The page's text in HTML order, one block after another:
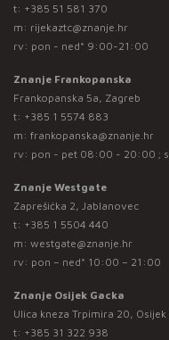
t: +385 51 581 370
m: rijekaztc@znanje.hr
rv: pon - ned* 9:00-21:00
Znanje Frankopanska
Frankopanska 5a, Zagreb
t: +385 1 5574 883
m: frankopanska@znanje.hr
rv: pon - pet 08:00 - 20:00 ;
Znanje Westgate
Zaprešićka 2, Jablanovec
t: +385 1 5504 440
m: westgate@znanje.hr
rv: pon – ned* 10:00 – 21:00
Znanje Osijek Gacka
Ulica kneza Trpimira 20, Osijek
t: +385 31 322 938